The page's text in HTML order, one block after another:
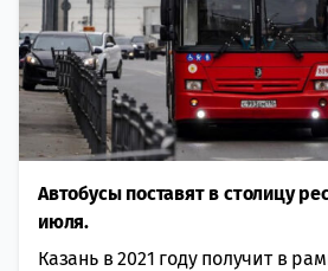
Автобусы поставят в столицу
июля.
Казань в 2021 году получит в